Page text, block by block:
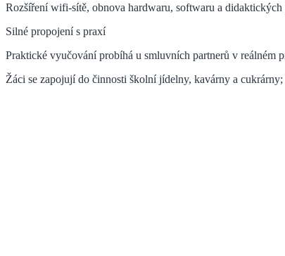
Rozšíření wifi-sítě, obnova hardwaru, softwaru a
Silné propojení s praxí
Praktické vyučování probíhá u smluvních partnerů v reálném
Žáci se zapojují do činnosti školní jídelny, kavárny a